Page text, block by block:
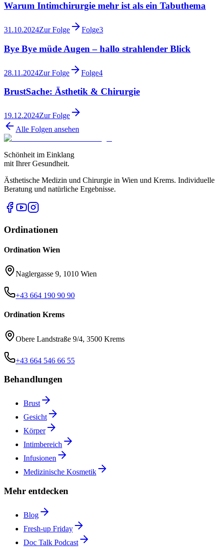
Warum Intimchirurgie mehr ist als ein Tabuthema
31.10.2024Zur Folge Folge3
Bye Bye müde Augen – hallo strahlender Blick
28.11.2024Zur Folge Folge4
BrustSache: Ästhetik & Chirurgie
19.12.2024Zur Folge
Alle Folgen ansehen
Schönheit im Einklang
mit Ihrer Gesundheit.
Ästhetische Medizin und Chirurgie in Wien und Krems. Individuelle
Beratung und natürliche Ergebnisse.
Ordinationen
Ordination Wien
Naglergasse 9, 1010 Wien
+43 664 190 90 90
Ordination Krems
Obere Landstraße 9/4, 3500 Krems
+43 664 546 66 55
Behandlungen
Brust
Gesicht
Körper
Intimbereich
Infusionen
Medizinische Kosmetik
Mehr entdecken
Blog
Fresh-up Friday
Doc Talk Podcast